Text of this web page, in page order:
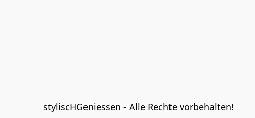
styliscHGeniessen - Alle Rechte vorbehalten!